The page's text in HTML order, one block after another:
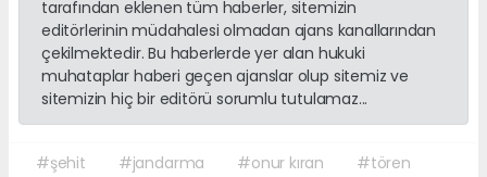
tarafından eklenen tüm haberler, sitemizin
editörlerinin müdahalesi olmadan ajans kanallarından
çekilmektedir. Bu haberlerde yer alan hukuki
muhataplar haberi geçen ajanslar olup sitemiz ve
sitemizin hiç bir editörü sorumlu tutulamaz...
#şehit #jandarma #onur kıran #tören